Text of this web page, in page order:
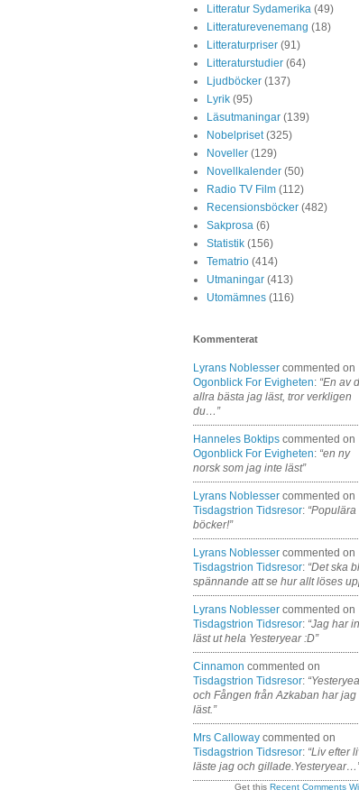
Litteratur Sydamerika (49)
Litteraturevenemang (18)
Litteraturpriser (91)
Litteraturstudier (64)
Ljudböcker (137)
Lyrik (95)
Läsutmaningar (139)
Nobelpriset (325)
Noveller (129)
Novellkalender (50)
Radio TV Film (112)
Recensionsböcker (482)
Sakprosa (6)
Statistik (156)
Tematrio (414)
Utmaningar (413)
Utomämnes (116)
Kommenterat
Lyrans Noblesser commented on
Ogonblick For Evigheten: “En av
allra bästa jag läst, tror verkligen
du…”
Hanneles Boktips commented on
Ogonblick For Evigheten: “en ny
norsk som jag inte läst”
Lyrans Noblesser commented on
Tisdagstrion Tidsresor: “Populära
böcker!”
Lyrans Noblesser commented on
Tisdagstrion Tidsresor: “Det ska
spännande att se hur allt löses
Lyrans Noblesser commented on
Tisdagstrion Tidsresor: “Jag har
läst ut hela Yesteryear :D”
Cinnamon commented on
Tisdagstrion Tidsresor:
och Fången från Azkaban har jag
läst.”
Mrs Calloway commented on
Tisdagstrion Tidsresor: “Liv efter
läste jag och
Get this Recent Comments